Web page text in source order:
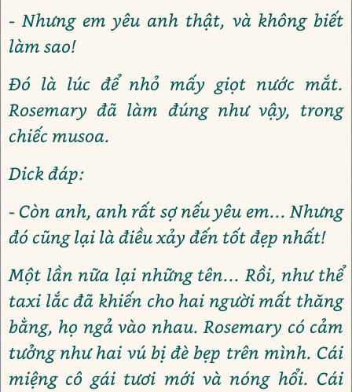
- Nhưng em yêu anh thật, và không biết
làm sao!
Đó là lúc để nhỏ mấy giọt nước mắt.
Rosemary đã làm đúng như vậy, trong
chiếc musoa.
Dick đáp:
- Còn anh, anh rất sợ nếu yêu em... Nhưng
đó cũng lại là điều xảy đến tốt đẹp nhất!
Một lần nữa lại những tên... Rồi, như thể
taxi lắc đã khiến cho hai người mất thăng
bằng, họ ngả vào nhau. Rosemary có cảm
tưởng như hai vú bị đè bẹp trên mình. Cái
miệng cô gái tươi mới và nóng hổi. Cái